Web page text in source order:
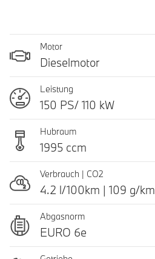
Motor
Dieselmotor
Leistung
150 PS/ 110 kW
Hubraum
1995 ccm
Verbrauch | CO2
4.2 l/100km | 109 g/km
Abgasnorm
EURO 6e